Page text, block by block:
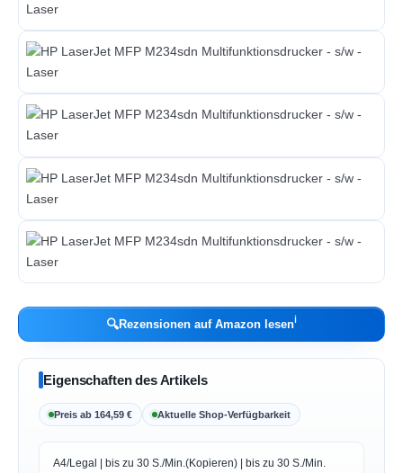
🔍Rezensionen auf Amazon lesenℹ︎
Eigenschaften des Artikels
Preis ab 164,59 € Aktuelle Shop-Verfügbarkeit
A4/Legal | bis zu 30 S./Min.(Kopieren) | bis zu 30 S./Min.